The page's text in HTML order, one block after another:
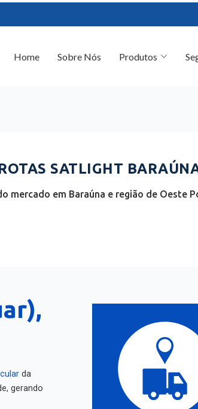
Home Sobre Nós Produtos
SATLIGHT
mercado em Baraúna e região de Oeste
da
gerando